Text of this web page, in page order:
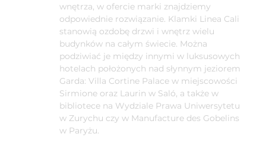
wnętrza, w ofercie marki znajdziemy
odpowiednie rozwiązanie. Klamki Linea Cali
stanowią ozdobę drzwi i wnętrz wielu
budynków na całym świecie. Można
podziwiać je między innymi w luksusowych
hotelach położonych nad słynnym jeziorem
Garda: Villa Cortine Palace w miejscowości
Sirmione oraz Laurin w Saló, a także w
bibliotece na Wydziale Prawa Uniwersytetu
w Zurychu czy w Manufacture des Gobelins
w Paryżu.